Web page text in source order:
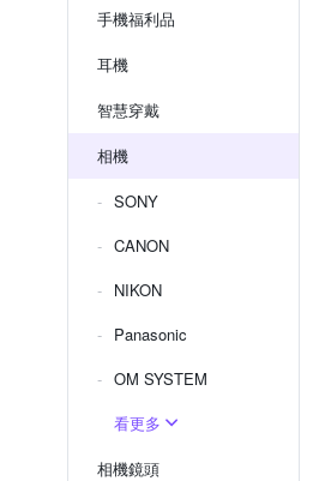
手機福利品
耳機
智慧穿戴
相機
SONY
CANON
NIKON
Panasonic
OM SYSTEM
看更多
相機鏡頭